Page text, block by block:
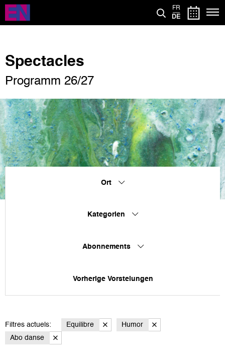
Direkt
zum
Inhalt
FR
DE
Spectacles
Programm 26/27
Ort
Kategorien
Abonnements
Vorherige Vorstelungen
Filtres actuels: Equilibre
Humor
Abo danse